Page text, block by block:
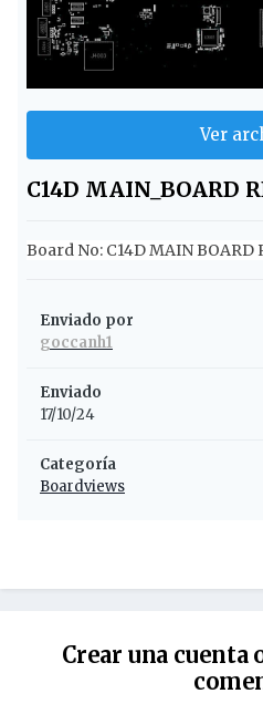
Ver
C14D MAIN_BOARD
Board No: C14D MAIN BOARD
Enviado por
goccanh1
Enviado
17/10/24
Categoría
Boardviews
Crear una cuenta